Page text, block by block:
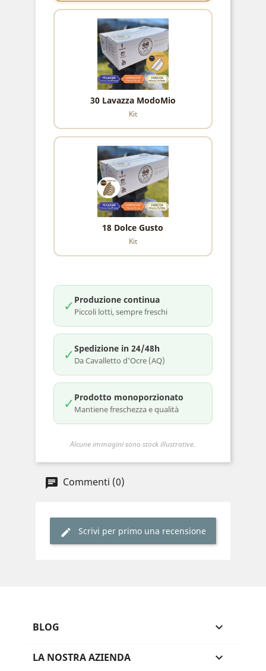
30 Lavazza ModoMio
Kit
18 Dolce Gusto
Kit
✓ Produzione continua
Piccoli lotti, sempre freschi
✓Spedizione in 24/48h
Da Cavalletto d'Ocre (AQ)
✓ Prodotto monoporzionato
Mantiene freschezza e qualità
Alcune immagini sono stock illustrative.
Commenti (0)
Scrivi per primo una recensione
BLOG 
LA NOSTRA AZIENDA 